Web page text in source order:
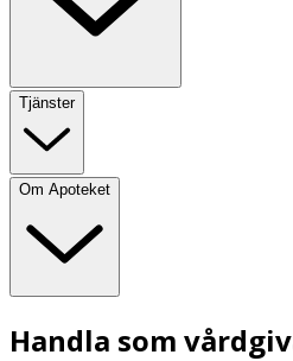
Tjänster
Om Apoteket
Handla som